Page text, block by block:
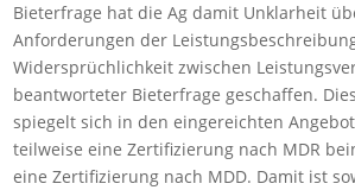
Bieterfrage hat die Ag damit Unklarheit
Anforderungen der
Widersprüchlichkeit zwischen
beantworteter Bieterfrage geschaffen.
spiegelt sich in den eingereichten
teilweise eine Zertifizierung nach MDR
eine Zertifizierung nach MDD. Damit ist